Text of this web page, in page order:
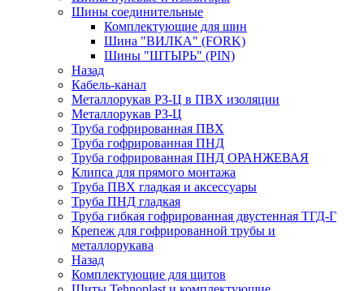
Шины соединительные
Комплектующие для шин
Шина "ВИЛКА" (FORK)
Шины "ШТЫРЬ" (PIN)
Назад
Кабель-канал
Металлорукав РЗ-Ц в ПВХ изоляции
Металлорукав РЗ-Ц
Труба гофрированная ПВХ
Труба гофрированная ПНД
Труба гофрированная ПНД ОРАНЖЕВАЯ
Клипса для прямого монтажа
Труба ПВХ гладкая и аксессуары
Труба ПНД гладкая
Труба гибкая гофрированная двустенная ТГД-Г
Крепеж для гофрированной трубы и
металлорукава
Назад
Комплектующие для щитов